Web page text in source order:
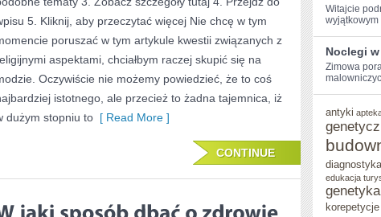
KUPIĆ
SPORO
TANIEJ
BIŻUTERIĘ?
5. Kliknij, aby przeczytać więcej Nie chcę w tym
poruszać w tym artykule kwestii związanych z
aspektami, chciałbym raczej skupić się na
Oczywiście nie możemy powiedzieć, że to coś
istotnego, ale przecież to żadna tajemnica, iż
dużym stopniu to [ Read More ]
CONTINUE
Witajcie
Noclegi
Zimowa
antyki
diagnostyka
edukacja
genetyka
korepetycje